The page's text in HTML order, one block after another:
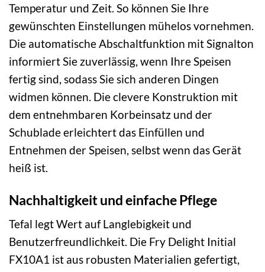
Temperatur und Zeit. So können Sie Ihre
gewünschten Einstellungen mühelos vornehmen.
Die automatische Abschaltfunktion mit Signalton
informiert Sie zuverlässig, wenn Ihre Speisen
fertig sind, sodass Sie sich anderen Dingen
widmen können. Die clevere Konstruktion mit
dem entnehmbaren Korbeinsatz und der
Schublade erleichtert das Einfüllen und
Entnehmen der Speisen, selbst wenn das Gerät
heiß ist.
Nachhaltigkeit und einfache Pflege
Tefal legt Wert auf Langlebigkeit und
Benutzerfreundlichkeit. Die Fry Delight Initial
FX10A1 ist aus robusten Materialien gefertigt,